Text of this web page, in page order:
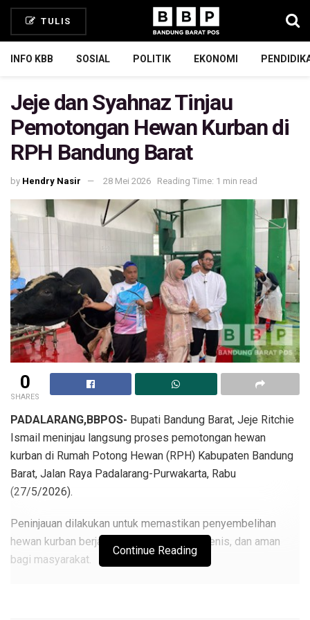
TULIS
INFO KBB SOSIAL POLITIK EKONOMI
Jeje dan Syahnaz Tinjau
Pemotongan Hewan Kurban di
RPH Bandung Barat
by Hendry Nasir 28 Mei 2026 Reading Time: 1 min read
0
SHARES
PADALARANG,BBPOS- Bupati Bandung Barat, Jeje Ritchie
Ismail meninjau langsung proses pemotongan hewan
kurban di Rumah Potong Hewan (RPH) Kabupaten Bandung
Barat, Jalan Raya Padalarang-Purwakarta, Rabu
(27/5/2026).
Peninjauan dilakukan untuk memastikan penyembelihan
hewan kurban berjalan sesuai syariat, higienis, dan aman
bagi masyarakat.
Continue Reading